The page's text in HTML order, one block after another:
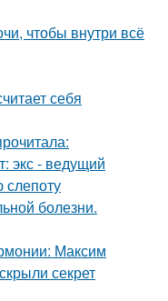
чтобы внутри всё
себя
экс - ведущий
слепоту
болезни.
Максим
секрет